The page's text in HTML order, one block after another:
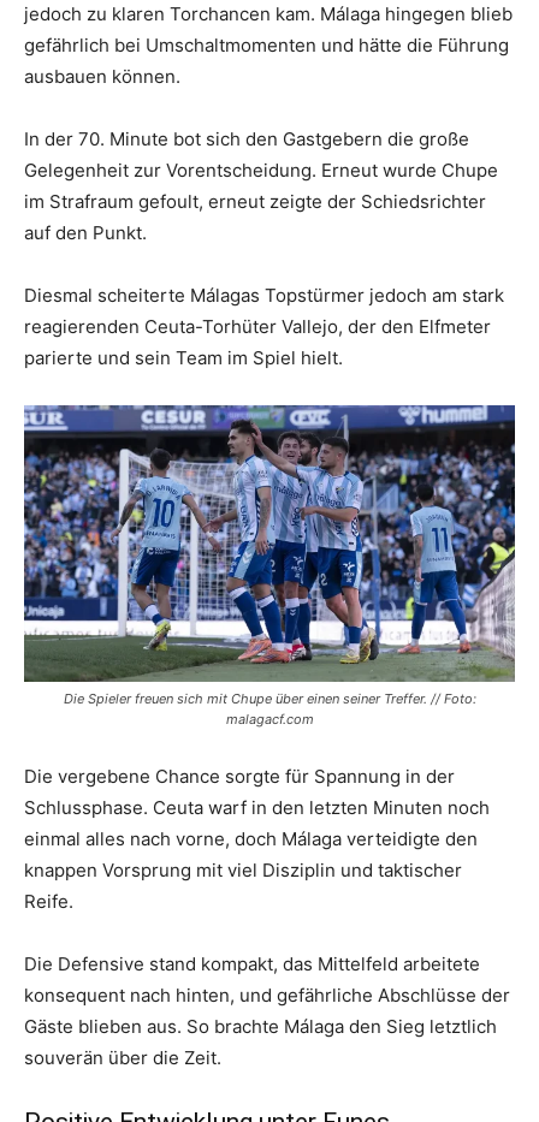
jedoch zu klaren Torchancen kam. Málaga hingegen blieb
gefährlich bei Umschaltmomenten und hätte die Führung
ausbauen können.
In der 70. Minute bot sich den Gastgebern die große
Gelegenheit zur Vorentscheidung. Erneut wurde Chupe
im Strafraum gefoult, erneut zeigte der Schiedsrichter
auf den Punkt.
Diesmal scheiterte Málagas Topstürmer jedoch am stark
reagierenden Ceuta-Torhüter Vallejo, der den Elfmeter
parierte und sein Team im Spiel hielt.
Die Spieler freuen sich mit Chupe über einen seiner Treffer. // Foto:
malagacf.com
Die vergebene Chance sorgte für Spannung in der
Schlussphase. Ceuta warf in den letzten Minuten noch
einmal alles nach vorne, doch Málaga verteidigte den
knappen Vorsprung mit viel Disziplin und taktischer
Reife.
Die Defensive stand kompakt, das Mittelfeld arbeitete
konsequent nach hinten, und gefährliche Abschlüsse der
Gäste blieben aus. So brachte Málaga den Sieg letztlich
souverän über die Zeit.